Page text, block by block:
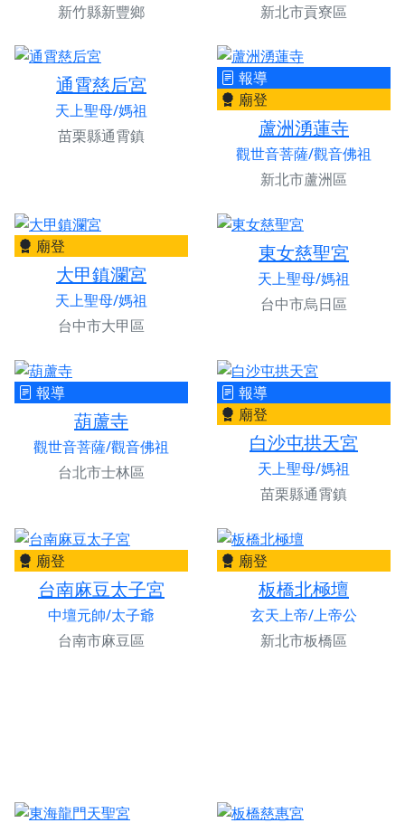
新竹縣新豐鄉
新北市貢寮區
通霄慈后宮
天上聖母/媽祖
苗栗縣通霄鎮
報導
廟登
蘆洲湧蓮寺
觀世音菩薩/觀音佛祖
新北市蘆洲區
廟登
大甲鎮瀾宮
天上聖母/媽祖
台中市大甲區
東女慈聖宮
天上聖母/媽祖
台中市烏日區
報導
葫蘆寺
觀世音菩薩/觀音佛祖
台北市士林區
報導
廟登
白沙屯拱天宮
天上聖母/媽祖
苗栗縣通霄鎮
廟登
台南麻豆太子宮
中壇元帥/太子爺
台南市麻豆區
廟登
板橋北極壇
玄天上帝/上帝公
新北市板橋區